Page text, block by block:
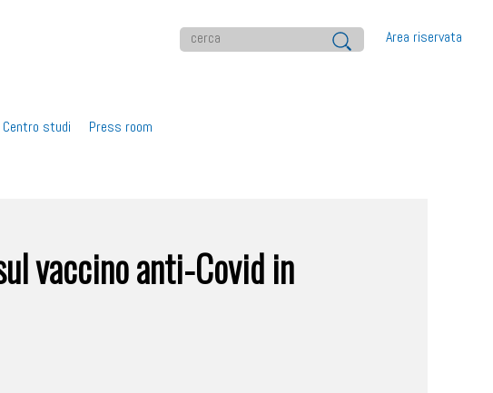
Area riservata
Centro studi Press room
vaccino anti-Covid in